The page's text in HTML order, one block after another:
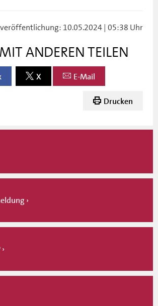
10.05.2024 | 05:38 Uhr
ANDEREN TEILEN
X E-Mail
Drucken